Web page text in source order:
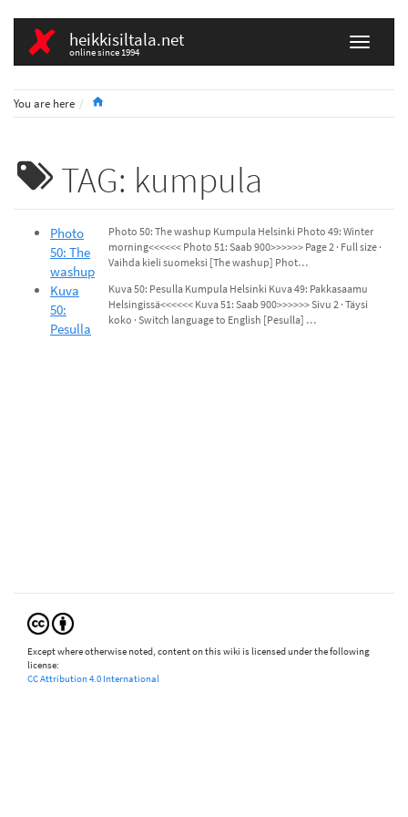
heikkisiltala.net
online since 1994
You are here
TAG: kumpula
Photo
50: The
washup
Photo 50: The washup Kumpula Helsinki Photo 49: Winter
morning<<<<<< Photo 51: Saab 900>>>>>> Page 2 · Full size ·
Vaihda kieli suomeksi [The washup] Phot…
Kuva
50:
Pesulla
Kuva 50: Pesulla Kumpula Helsinki Kuva 49: Pakkasaamu
Helsingissä<<<<<< Kuva 51: Saab 900>>>>>> Sivu 2 · Täysi
koko · Switch language to English [Pesulla] …
Except where otherwise noted, content on this wiki is licensed under the following
license:
CC Attribution 4.0 International